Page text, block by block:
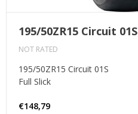
195/50ZR15 Circuit 01S
NOT RATED
195/50ZR15 Circuit 01S
Full Slick
€148,79